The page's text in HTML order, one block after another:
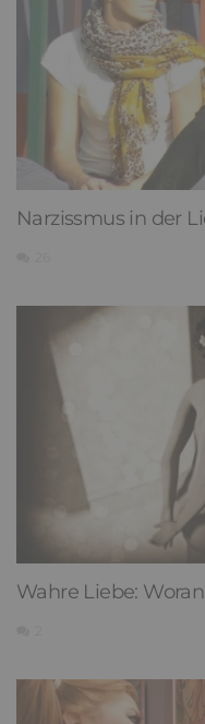
Narzissmus in der
Wahre Liebe: